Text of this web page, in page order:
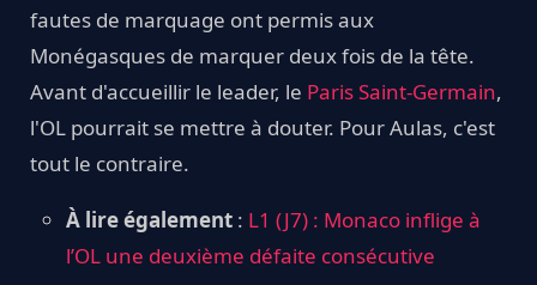
fautes de marquage ont permis aux
Monégasques de marquer deux fois de la tête.
Avant d'accueillir le leader, le Paris Saint-Germain,
l'OL pourrait se mettre à douter. Pour Aulas, c'est
tout le contraire.
À lire également : L1 (J7) : Monaco inflige à
l’OL une deuxième défaite consécutive